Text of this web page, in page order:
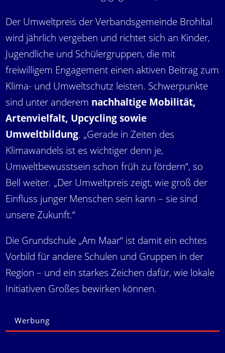
Der Umweltpreis der Verbandsgemeinde Brohltal
wird jährlich vergeben und richtet sich an Kinder,
Jugendliche und Schülergruppen, die mit
freiwilligem Engagement einen aktiven Beitrag zum
Klima- und Umweltschutz leisten. Schwerpunkte
sind unter anderem nachhaltige Mobilität,
Artenvielfalt, Upcycling sowie
Umweltbildung. „Gerade in Zeiten des
Klimawandels ist es wichtiger denn je,
Umweltbewusstsein schon früh zu fördern“, so
Bell weiter. „Der Umweltpreis zeigt, wie groß der
Einfluss junger Menschen sein kann – sie sind
unsere Zukunft.“
Die Grundschule „Am Maar“ ist damit ein echtes
Vorbild für andere Schulen und Gruppen in der
Region – und ein starkes Zeichen dafür, wie lokale
Initiativen Großes bewirken können.
Werbung